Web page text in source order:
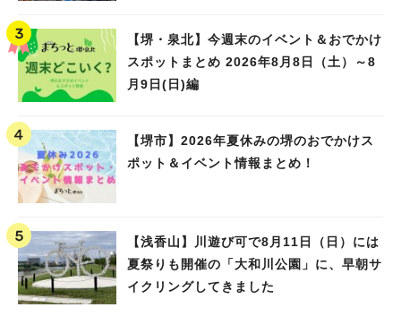
【堺・泉北】今週末のイベント＆おでかけ
スポットまとめ 2026年8月8日（土）～8
月9日(日)編
【堺市】2026年夏休みの堺のおでかけス
ポット＆イベント情報まとめ！
【浅香山】川遊び可で8月11日（日）には
夏祭りも開催の「大和川公園」に、早朝サ
イクリングしてきました